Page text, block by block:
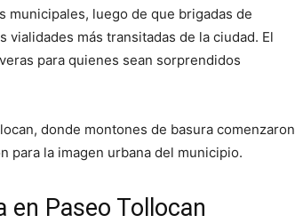
municipales, luego de que brigadas de
más transitadas de la ciudad. El
para quienes sean sorprendidos
donde montones de basura comenzaron
para la imagen urbana del municipio.
en Paseo Tollocan